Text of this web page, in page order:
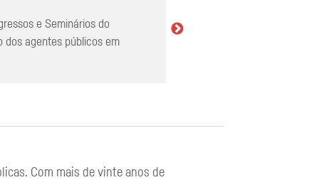
e Seminários do
agentes públicos em
Com mais de vinte anos de